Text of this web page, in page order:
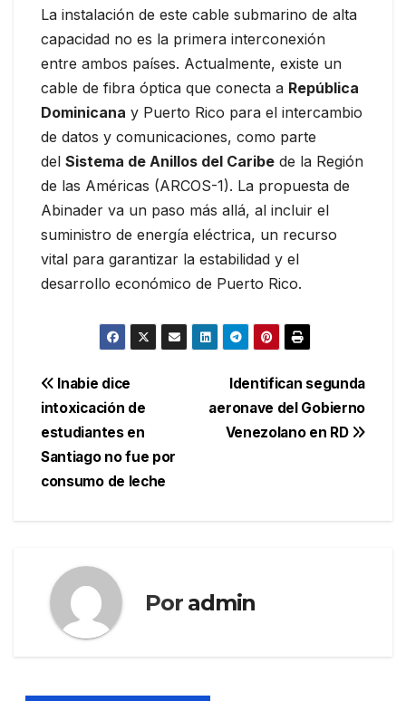
La instalación de este cable submarino de alta
capacidad no es la primera interconexión
entre ambos países. Actualmente, existe un
cable de fibra óptica que conecta a República
Dominicana y Puerto Rico para el intercambio
de datos y comunicaciones, como parte
del Sistema de Anillos del Caribe de la Región
de las Américas (ARCOS-1). La propuesta de
Abinader va un paso más allá, al incluir el
suministro de energía eléctrica, un recurso
vital para garantizar la estabilidad y el
desarrollo económico de Puerto Rico.
Navegación
de
entradas
Identifican segunda
aeronave del Gobierno
Venezolano en RD
Inabie dice
intoxicación de
estudiantes en
Santiago no fue por
consumo de leche
Por admin